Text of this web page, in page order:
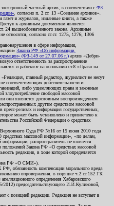
частный архив, в соответствии с ФЗ
, согласно п. 2 ст. 13 «Создание архивов».
и журналов, изданные книги, а также
к архивным документам является
24 вышеобозначенного закона. Архивные
относятся, согласно ст.ст. 1275, 1276, 1306
в сфере информации,
Закона РФ «Об информации,
(ФЗ-149 от 27.07.06 г.) архив «Дебри-
ответственность за распространение
и работают на основании ст.8 «Право на
главный редактор, журналист не несут
соответствующих действительности и
либо ущемляющих права и законные
злоупотребление свободой массовой
они являются дословным воспроизведением
другим средством массовой
релизах и информация государственных,
может быть установлено и привлечено к
Российской Федерации о средствах
Верховного Суда РФ №16 от 15 июня 2010 года
массовой информации», «по делам,
распространитель не является
Закона РФ «О средствах массовой
редакции, в ходе которой определяется
РФ «О СМИ»).
обязанность компенсации морального вреда
опровержения, в порядке ч.2 ст.152 ГК
определения Хабаровского
2012) председательствующего И.И.Куликовой,
с позицией редакции. Редакция не вступает в